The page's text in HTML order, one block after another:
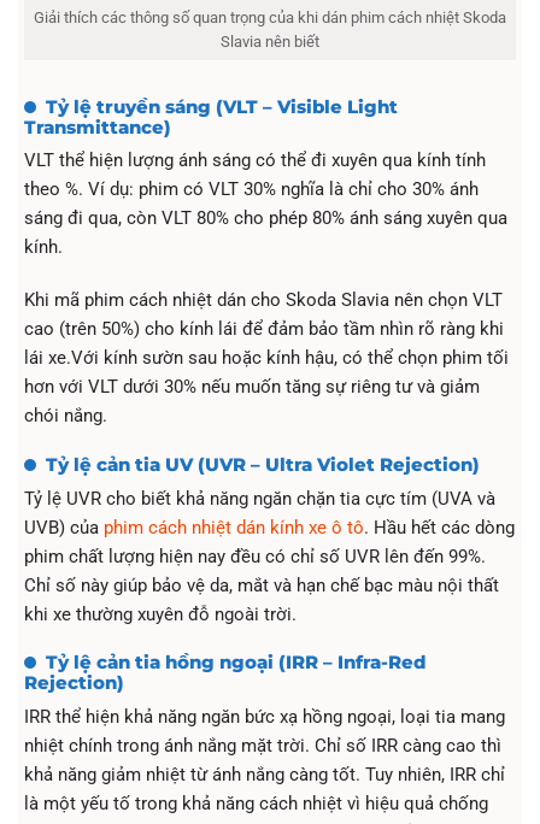
Giải thích các thông số quan trọng của khi dán phim cách nhiệt Skoda
Slavia nên biết
Tỷ lệ truyền sáng (VLT – Visible Light
Transmittance)
VLT thể hiện lượng ánh sáng có thể đi xuyên qua kính tính
theo %. Ví dụ: phim có VLT 30% nghĩa là chỉ cho 30% ánh
sáng đi qua, còn VLT 80% cho phép 80% ánh sáng xuyên qua
kính.
Khi mã phim cách nhiệt dán cho Skoda Slavia nên chọn VLT
cao (trên 50%) cho kính lái để đảm bảo tầm nhìn rõ ràng khi
lái xe.Với kính sườn sau hoặc kính hậu, có thể chọn phim tối
hơn với VLT dưới 30% nếu muốn tăng sự riêng tư và giảm
chói nắng.
Tỷ lệ cản tia UV (UVR – Ultra Violet Rejection)
Tỷ lệ UVR cho biết khả năng ngăn chặn tia cực tím (UVA và
UVB) của phim cách nhiệt dán kính xe ô tô. Hầu hết các dòng
phim chất lượng hiện nay đều có chỉ số UVR lên đến 99%.
Chỉ số này giúp bảo vệ da, mắt và hạn chế bạc màu nội thất
khi xe thường xuyên đỗ ngoài trời.
Tỷ lệ cản tia hồng ngoại (IRR – Infra-Red
Rejection)
IRR thể hiện khả năng ngăn bức xạ hồng ngoại, loại tia mang
nhiệt chính trong ánh nắng mặt trời. Chỉ số IRR càng cao thì
khả năng giảm nhiệt từ ánh nắng càng tốt. Tuy nhiên, IRR chỉ
là một yếu tố trong khả năng cách nhiệt vì hiệu quả chống